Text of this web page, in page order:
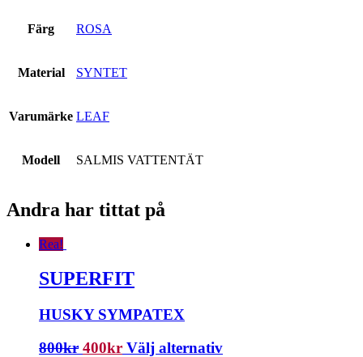
Färg ROSA
Material SYNTET
Varumärke LEAF
Modell SALMIS VATTENTÄT
Andra har tittat på
Rea!
SUPERFIT
HUSKY SYMPATEX
800kr 400kr Välj alternativ